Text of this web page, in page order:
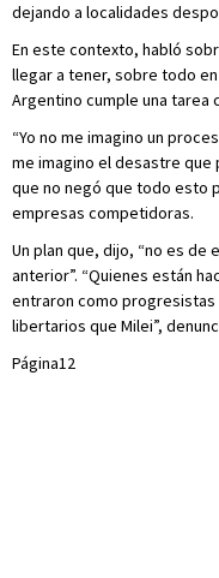
dejando a localidades
En este contexto, habló
llegar a tener, sobre todo
Argentino cumple una tarea
“Yo no me imagino un
me imagino el desastre que
que no negó que todo esto
empresas competidoras.
Un plan que, dijo, “no es de
anterior”. “Quienes están
entraron como progresistas
libertarios que Milei”,
Página12